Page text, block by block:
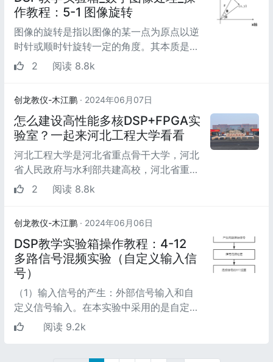
作教程：5-1 图像旋转
图像的旋转是指以图像的某一点为原点以逆
时针或顺时针旋转一定的角度。其本质是以
图像的中心为原点，将图像上的所有像素都
2 阅读 8.8k
创龙教仪-木江鹏 · 2024年06月07日
怎么建设高性能多核DSP+FPGA实
验室？一起来河北工程大学看看
河北工程大学是河北省重点骨干大学，河北
省人民政府与水利部共建高校，河北省重点
支持的国内一流大学建设高校，河北省文明
2 阅读 8.8k
创龙教仪-木江鹏 · 2024年06月06日
DSP教学实验箱操作教程：4-12
多路信号混频实验（自定义输入信
号）
（1）输入信号的产生：外部信号输入和自
定义信号输入。在本实验中采用的是自定义
信号输入，自定义两路输入信号分别为：
阅读 9.2k